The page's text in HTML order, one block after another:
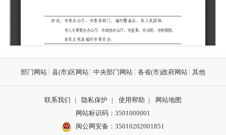
部门网站 县(市)区网站 中央部门网站 各省(市)政府网站 其他
联系我们 | 隐私保护 | 使用帮助 |
网站地图
网站标识码：3501000001
闽公网安备： 35010202001851